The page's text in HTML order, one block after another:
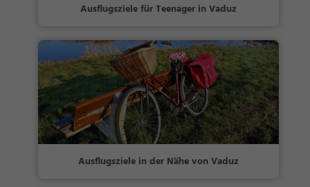
Ausflugsziele für Teenager in Vaduz
Ausflugsziele in der Nähe von Vaduz